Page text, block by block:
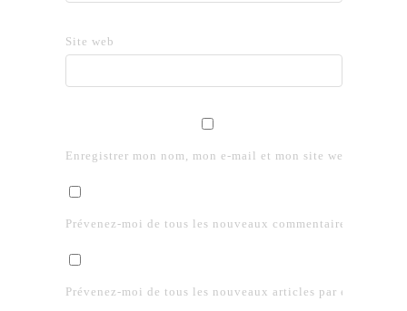
Site web
Enregistrer mon nom, mon e-mail et mon site web dans le
Prévenez-moi de tous les nouveaux commentaires par e-
Prévenez-moi de tous les nouveaux articles par e-mail.